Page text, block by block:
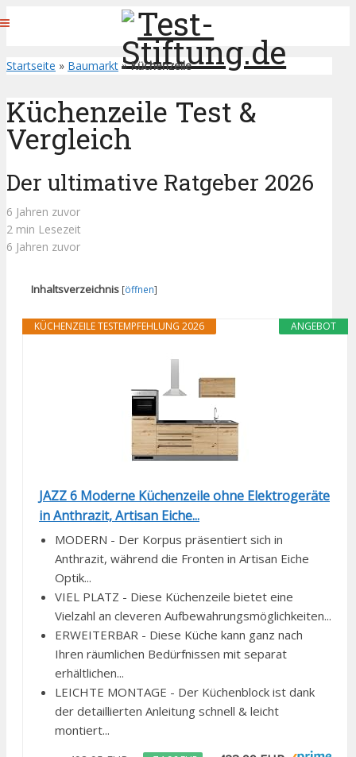
Startseite » Baumarkt »Küchenzeile
Küchenzeile Test &
Vergleich
Der ultimative Ratgeber 2026
6 Jahren zuvor
2 min Lesezeit
6 Jahren zuvor
Inhaltsverzeichnis [öffnen]
ANGEBOT
KÜCHENZEILE TESTEMPFEHLUNG 2026
JAZZ 6 Moderne Küchenzeile ohne Elektrogeräte
in Anthrazit, Artisan Eiche...
MODERN - Der Korpus präsentiert sich in
Anthrazit, während die Fronten in Artisan Eiche
Optik...
VIEL PLATZ - Diese Küchenzeile bietet eine
Vielzahl an cleveren Aufbewahrungsmöglichkeiten...
ERWEITERBAR - Diese Küche kann ganz nach
Ihren räumlichen Bedürfnissen mit separat
erhältlichen...
LEICHTE MONTAGE - Der Küchenblock ist dank
der detaillierten Anleitung schnell & leicht
montiert...